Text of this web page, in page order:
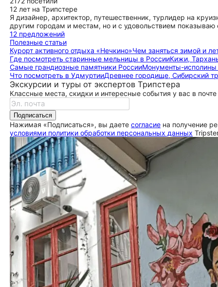
12 лет на Трипстере
Я дизайнер, архитектор, путешественник, турлидер на
другим городам и местам, но и с удовольствием показываю
12 предложений
Полезные статьи
Курорт активного отдыха «Нечкино»Чем заняться зимой и
Где посмотреть старинные мельницы в РоссииКижи,
Самые грандиозные памятники РоссииМонументы-исполины
Что посмотреть в УдмуртииДревнее городище, Сибирский
Экскурсии и туры от экспертов Трипстера
Классные места, скидки и интересные события у вас в почте
Подписаться
Нажимая «Подписаться», вы даете согласие на получение
условиями политики обработки персональных данных